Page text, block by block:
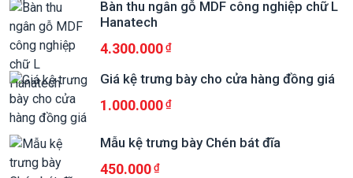
Bàn thu ngân gỗ MDF công nghiệp chữ L
Hanatech
4.300.000
Giá kệ trưng bày cho cửa hàng đồng giá
1.000.000
Mẫu kệ trưng bày Chén bát đĩa
450.000